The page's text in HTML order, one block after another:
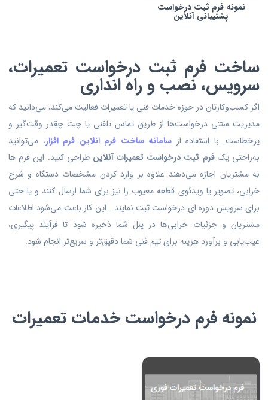
نمونه فرم ثبت درخواست
پشتیبانی آنلاین
ساخت فرم ثبت درخواست تعمیرات،
سرویس، نصب و راه انداری
اگر کسب‌وکارتان در حوزه خدمات فنی یا تعمیرات فعالیت می‌کند، می‌دانید که
مدیریت سنتی درخواست‌ها از طریق تماس تلفنی یا چت چقدر وقت‌گیر و
پرخطاست. با استفاده از سامانه ساخت فرم انلاین فرم افزار، می‌توانید
به‌راحتی یکفرم ثبت درخواست تعمیرات آنلاین طراحی کنید. این فرم ها
به مشتریان اجازه می‌دهند علاوه بر وارد کردن مشخصات دستگاه و شرح
خرابی، تصویر یا ویدئوی قطعه معیوب را نیز برای شما ارسال کنند و یا حتی
برای سرویس دوره ای درخواست ثبت نمایند . این کار باعث می‌شود اطلاعات
مشتریان و جزئیات خرابی‌ها در پنل شما ذخیره شود تا فرآیند پیگیری،
عیب‌یابی و برآورد هزینه برای تیم فنی شما دقیق‌تر و سریع‌تر انجام شود.
نمونه فرم درخواست خدمات تعمیرات